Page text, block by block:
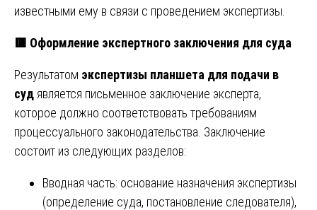
известными ему в связи с проведением экспертизы.
🟥 Оформление экспертного заключения для суда
Результатом экспертизы планшета для подачи в
суд является письменное заключение эксперта,
которое должно соответствовать требованиям
процессуального законодательства. Заключение
состоит из следующих разделов:
Вводная часть: основание назначения экспертизы
(определение суда, постановление следователя),